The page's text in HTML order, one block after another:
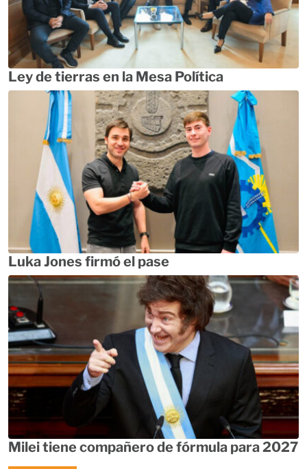
Ley de tierras en la Mesa Política
Luka Jones firmó el pase
Milei tiene compañero de fórmula para 2027